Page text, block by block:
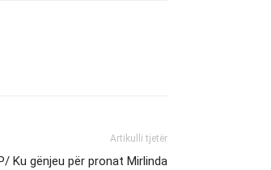
Artikulli tjetër
Ku gënjeu për pronat Mirlinda